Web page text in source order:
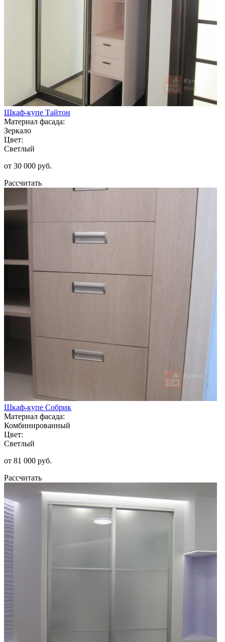
Шкаф-купе Тайтон
Материал фасада:
Зеркало
Цвет:
Светлый
от 30 000 руб.
Рассчитать
Шкаф-купе Собрик
Материал фасада:
Комбинированный
Цвет:
Светлый
от 81 000 руб.
Рассчитать